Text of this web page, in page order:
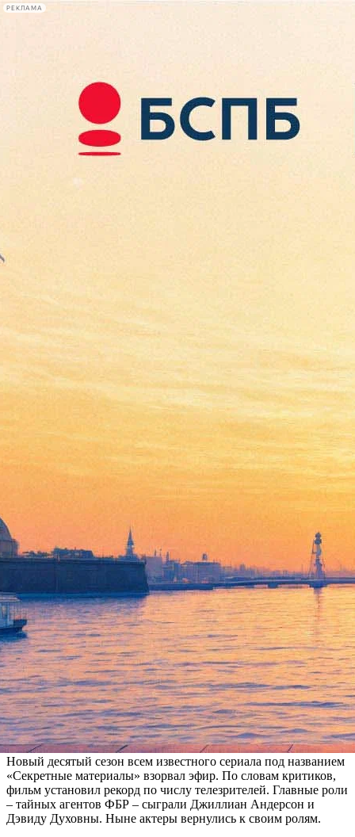
РЕКЛАМА
Сегодня:
2026.08.08
14:56
Афиша Plus
У новых "Секретных
материалов" рейтинги
зашкаливают
Версия для печати
Десятый сезон "Секретных материалов", стартовавший 24
янваля на канале Fox, бьет рейтинги популярности. У первой
серии оказалось более 50 миллионов зрителей среди жителей
США и еще 80 стран.
В настоящий момент показано три серии возобновленных "X-
files". Зрителей ожидают еще три. Однако продюсер сериала
Крис Картер уже заявил, что если успех будет стабильным, он
снимает еще один сезон.
Напомним, что начальные сезоны "Секретных материалов"
выходили на телеэкраны в 1993 – 2000 годах. Главные роли -
Новый десятый сезон всем известного сериала под названием
«Секретные материалы» взорвал эфир. По словам критиков,
фильм установил рекорд по числу телезрителей. Главные роли
– тайных агентов ФБР – сыграли Джиллиан Андерсон и
Дэвиду Духовны. Ныне актеры вернулись к своим ролям.